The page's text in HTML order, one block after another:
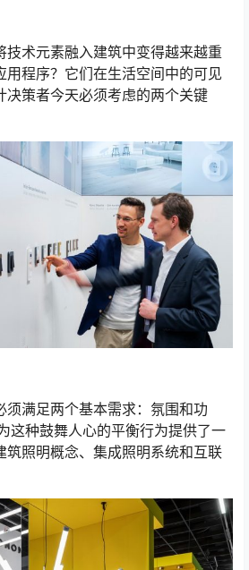
技术元素融入建筑中变得越来越重
用程序？它们在生活空间中的可见
决策者今天必须考虑的两个关键
须满足两个基本需求：氛围和功
这种鼓舞人心的平衡行为提供了一
筑照明概念、集成照明系统和互联